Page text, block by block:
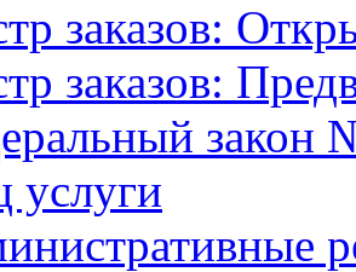
заказов:
заказов:
закон